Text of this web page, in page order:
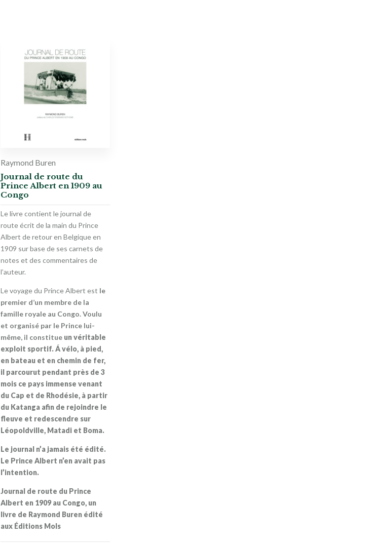
Raymond Buren
Journal de route du
Prince Albert en 1909 au
Congo
Le livre contient le journal de
route écrit de la main du Prince
Albert de retour en Belgique en
1909 sur base de ses carnets de
notes et des commentaires de
l’auteur.
Le voyage du Prince Albert est le
premier d’un membre de la
famille royale au Congo. Voulu
et organisé par le Prince lui-
même, il constitue un véritable
exploit sportif. Á vélo, à pied,
en bateau et en chemin de fer,
il parcourut pendant près de 3
mois ce pays immense venant
du Cap et de Rhodésie, à partir
du Katanga afin de rejoindre le
fleuve et redescendre sur
Léopoldville, Matadi et Boma.
Le journal n’a jamais été édité.
Le Prince Albert n’en avait pas
l’intention.
Journal de route du Prince
Albert en 1909 au Congo, un
livre de Raymond Buren édité
aux Éditions Mols